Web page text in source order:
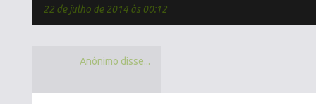
22 de julho de 2014 às 00:12
Anônimo disse...